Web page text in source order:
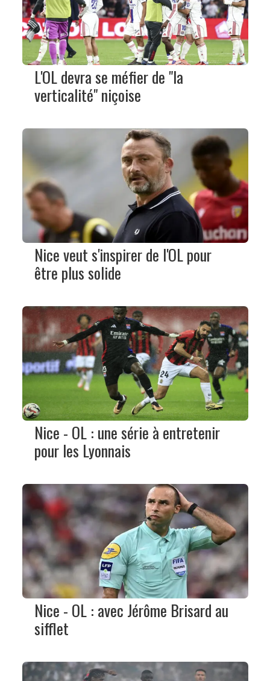
L'OL devra se méfier de "la
verticalité" niçoise
Nice veut s'inspirer de l'OL pour
être plus solide
Nice - OL : une série à entretenir
pour les Lyonnais
Nice - OL : avec Jérôme Brisard au
sifflet